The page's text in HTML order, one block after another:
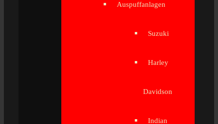
Auspuffanlagen
Suzuki
Harley
Davidson
Indian